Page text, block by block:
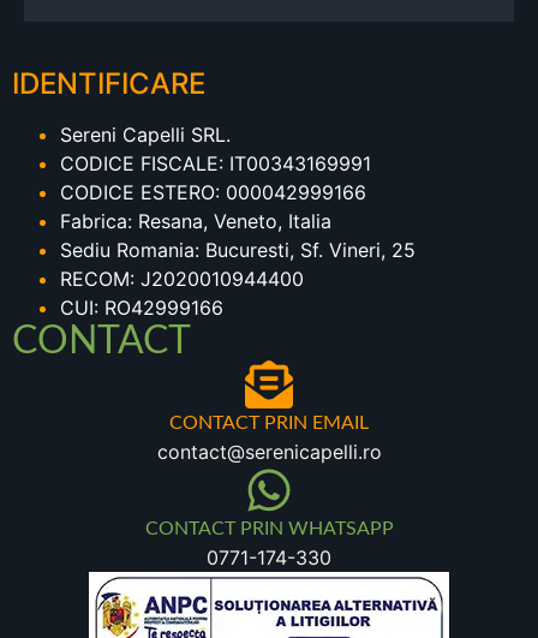
IDENTIFICARE
Sereni Capelli SRL.
CODICE FISCALE: IT00343169991
CODICE ESTERO: 000042999166
Fabrica: Resana, Veneto, Italia
Sediu Romania: Bucuresti, Sf. Vineri, 25
RECOM: J2020010944400
CUI: RO42999166
CONTACT
CONTACT PRIN EMAIL
contact@serenicapelli.ro
CONTACT PRIN WHATSAPP
0771-174-330